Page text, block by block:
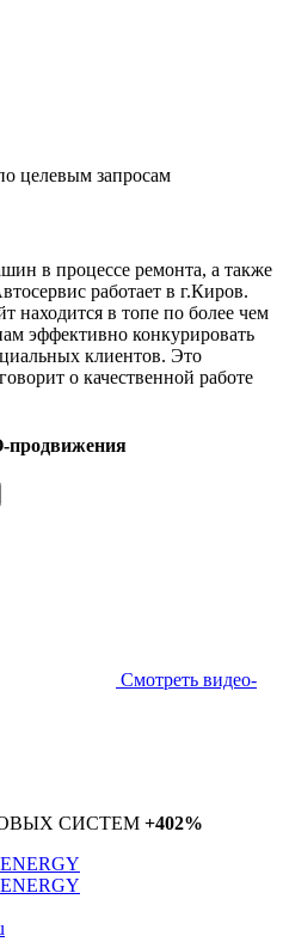
целевым запросам
в процессе ремонта, а также
работает в г.Киров.
находится в топе по более чем
эффективно конкурировать
клиентов. Это
о качественной работе
продвижения
Смотреть видео-
СИСТЕМ +402%